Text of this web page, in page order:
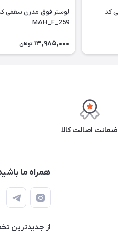
لوستر فوق مدرن سقفی کد
لوستر
MAH_F_259
13,985,000 تومان
ضمانت اصالت کالا
همراه ما
از جدید‌ترین